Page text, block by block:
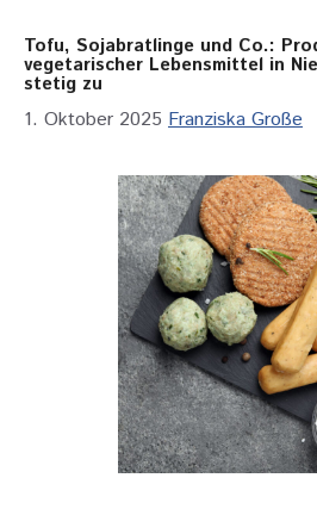
Tofu, Sojabratlinge und Co.:
vegetarischer Lebensmittel in
stetig zu
1. Oktober 2025 Franziska Große